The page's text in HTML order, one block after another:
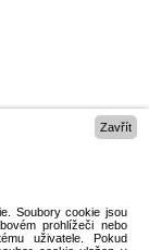
Zavřít
Soubory cookie jsou
prohlížeči nebo
uživatele. Pokud